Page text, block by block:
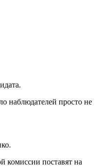
наблюдателей просто не
комиссии поставят на